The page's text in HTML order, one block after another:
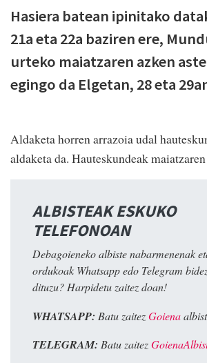
Hasiera batean ipinitako
21a eta 22a baziren ere,
urteko maiatzaren azken
egingo da Elgetan, 28 eta
Aldaketa horren arrazoia udal
aldaketa da. Hauteskundeak
ALBISTEAK ESKUKO
TELEFONOAN
Debagoieneko albiste nabarmenenak
ordukoak Whatsapp edo Telegram
dituzu? Harpidetu zaitez doan!
WHATSAPP: Batu zaitezGoiena
TELEGRAM: Batu zaitez